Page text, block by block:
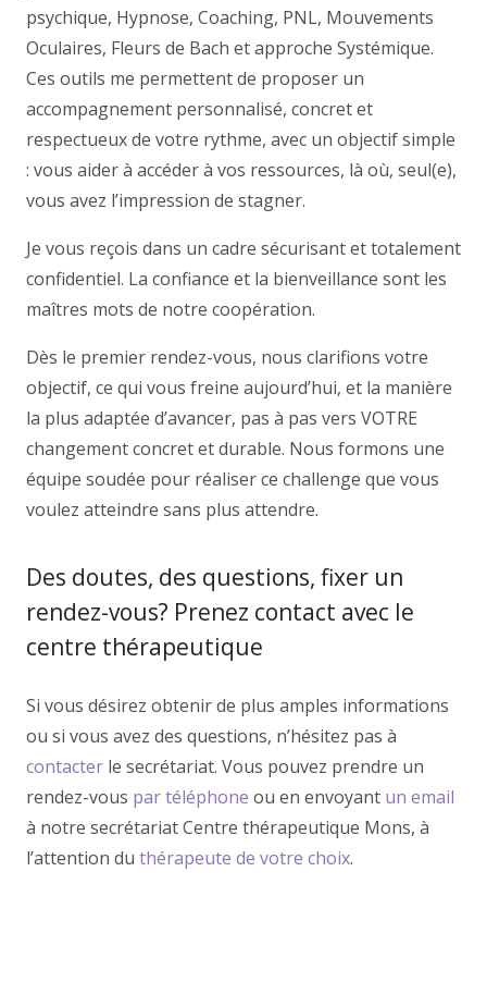
psychique, Hypnose, Coaching, PNL, Mouvements
Oculaires, Fleurs de Bach et approche Systémique.
Ces outils me permettent de proposer un
accompagnement personnalisé, concret et
respectueux de votre rythme, avec un objectif simple
: vous aider à accéder à vos ressources, là où, seul(e),
vous avez l’impression de stagner.
Je vous reçois dans un cadre sécurisant et totalement
confidentiel. La confiance et la bienveillance sont les
maîtres mots de notre coopération.
Dès le premier rendez-vous, nous clarifions votre
objectif, ce qui vous freine aujourd’hui, et la manière
la plus adaptée d’avancer, pas à pas vers VOTRE
changement concret et durable. Nous formons une
équipe soudée pour réaliser ce challenge que vous
voulez atteindre sans plus attendre.
Des doutes, des questions, fixer un
rendez-vous? Prenez contact avec le
centre thérapeutique
Si vous désirez obtenir de plus amples informations
ou si vous avez des questions, n’hésitez pas à
contacter le secrétariat. Vous pouvez prendre un
rendez-vous par téléphone ou en envoyant un email
à notre secrétariat Centre thérapeutique Mons, à
l’attention du thérapeute de votre choix.